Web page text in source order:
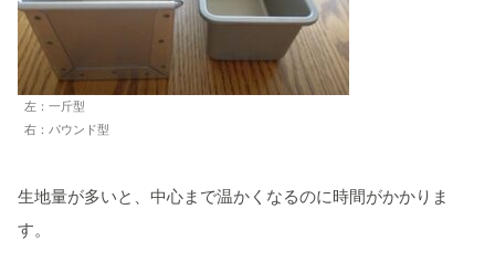
左：一斤型
右：パウンド型
生地量が多いと、中心まで温かくなるのに時間がかかりま
す。